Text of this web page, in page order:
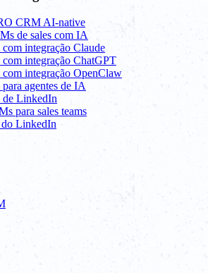
CRM AI-native
de sales com IA
integração Claude
integração ChatGPT
integração OpenClaw
agentes de IA
LinkedIn
para sales teams
do LinkedIn